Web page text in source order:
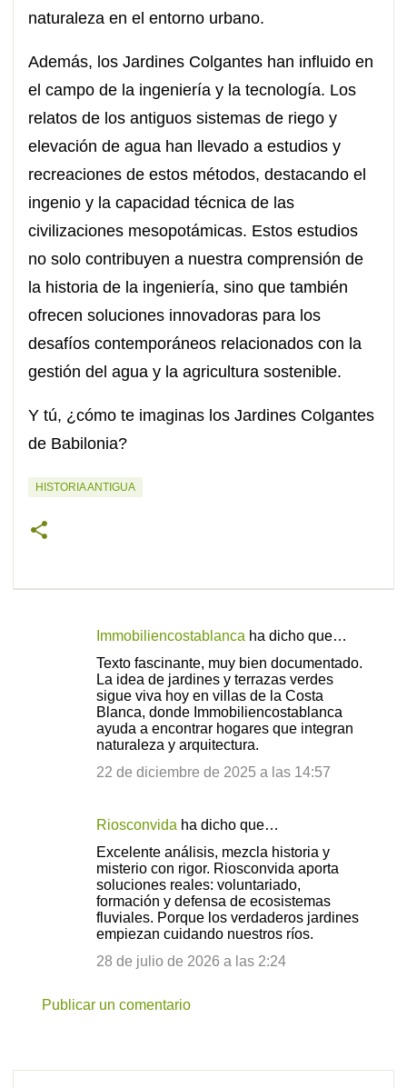
naturaleza en el entorno urbano.
Además, los Jardines Colgantes han influido en
el campo de la ingeniería y la tecnología. Los
relatos de los antiguos sistemas de riego y
elevación de agua han llevado a estudios y
recreaciones de estos métodos, destacando el
ingenio y la capacidad técnica de las
civilizaciones mesopotámicas. Estos estudios
no solo contribuyen a nuestra comprensión de
la historia de la ingeniería, sino que también
ofrecen soluciones innovadoras para los
desafíos contemporáneos relacionados con la
gestión del agua y la agricultura sostenible.
Y tú, ¿cómo te imaginas los Jardines Colgantes
de Babilonia?
HISTORIA ANTIGUA
Immobiliencostablanca ha dicho que…
Texto fascinante, muy bien documentado.
La idea de jardines y terrazas verdes
sigue viva hoy en villas de la Costa
Blanca, donde Immobiliencostablanca
ayuda a encontrar hogares que integran
naturaleza y arquitectura.
22 de diciembre de 2025 a las 14:57
Riosconvida ha dicho que…
Excelente análisis, mezcla historia y
misterio con rigor. Riosconvida aporta
soluciones reales: voluntariado,
formación y defensa de ecosistemas
fluviales. Porque los verdaderos jardines
empiezan cuidando nuestros ríos.
28 de julio de 2026 a las 2:24
Publicar un comentario